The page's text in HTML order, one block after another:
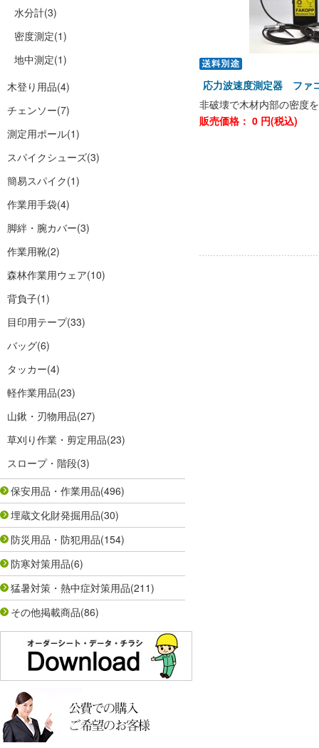
水分計(3)
密度測定(1)
地中測定(1)
木登り用品(4)
チェンソー(7)
測定用ポール(1)
スパイクシューズ(3)
簡易スパイク(1)
作業用手袋(4)
脚絆・腕カバー(3)
作業用靴(2)
森林作業用ウェア(10)
背負子(1)
目印用テープ(33)
バッグ(6)
タッカー(4)
軽作業用品(23)
山鍬・刃物用品(27)
草刈り作業・剪定用品(23)
スロープ・階段(3)
保安用品・作業用品(496)
埋蔵文化財発掘用品(30)
防災用品・防犯用品(154)
防寒対策用品(6)
猛暑対策・熱中症対策用品(211)
その他掲載商品(86)
応力波速度測定器 フ
非破壊で木材内部の密度
販売価格： 0 円(税込)